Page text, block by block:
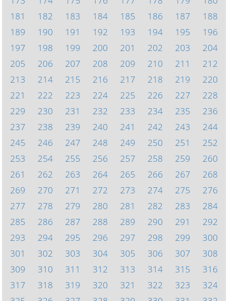
181
182 183 184 185 186 187
188
189
190 191 192 193 194 195
196
197
198 199 200 201 202 203
204
205
206 207 208 209 210 211
212
213
214 215 216 217 218 219
220
221
222 223 224 225 226 227
228
229
230 231 232 233 234 235
236
237
238 239 240 241 242 243
244
245
246 247 248 249 250 251
252
253
254 255 256 257 258 259
260
261
262 263 264 265 266 267
268
269
270 271 272 273 274 275
276
277
278 279 280 281 282 283
284
285
286 287 288 289 290 291
292
293
294 295 296 297 298 299
300
301
302 303 304 305 306 307
308
309
310 311 312 313 314 315
316
317
318 319 320 321 322 323
324